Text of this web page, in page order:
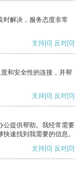
时解决，服务态度非常
支持[0] 反对[0]
和安全性的连接，并帮
支持[0] 反对[0]
公提供帮助。我经常需要
速找到我需要的信息。
支持[0] 反对[0]